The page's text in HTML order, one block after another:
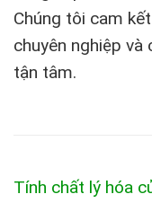
Chúng tôi cam
chuyên nghiệp và
tận tâm.
Tính chất lý hóa